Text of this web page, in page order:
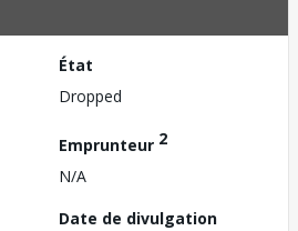
État
Dropped
Emprunteur 2
N/A
Date de divulgation